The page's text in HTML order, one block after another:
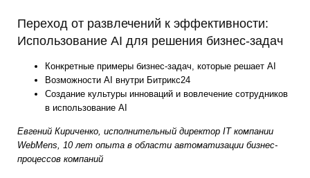
Переход от развлечений к эффективности:
Использование AI для решения бизнес-задач
Конкретные примеры бизнес-задач, которые решает AI
Возможности AI внутри Битрикс24
Создание культуры инноваций и вовлечение сотрудников
в использование AI
Евгений Кириченко, исполнительный директор IT компании
WebMens, 10 лет опыта в области автоматизации бизнес-
процессов компаний